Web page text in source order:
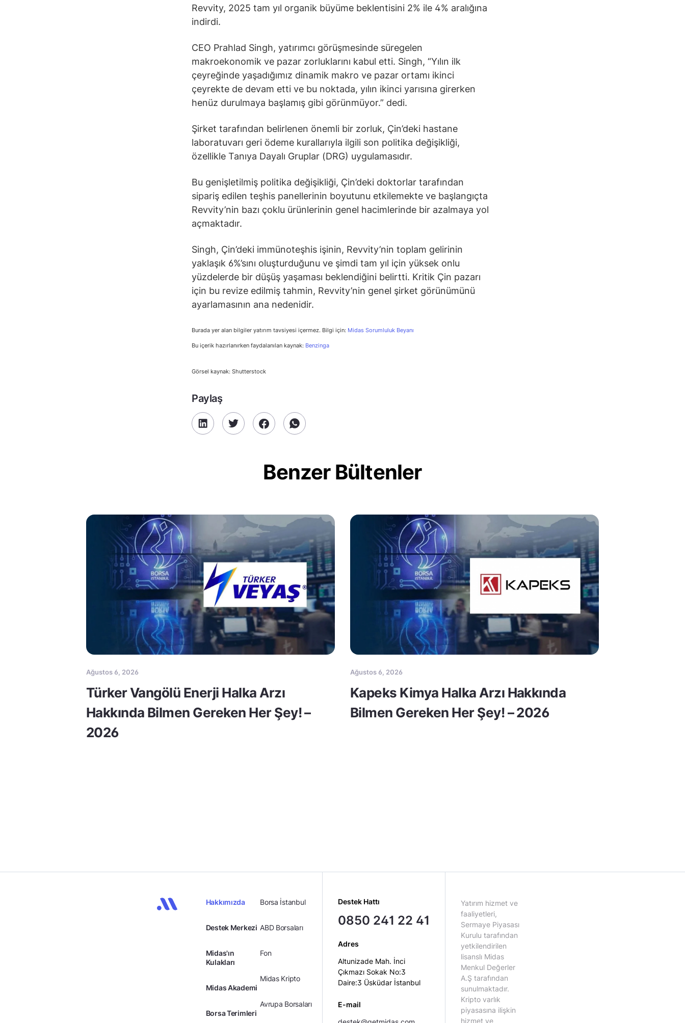
Revvity, 2025 tam yıl organik büyüme beklentisini 2% ile 4% aralığına
indirdi.
CEO Prahlad Singh, yatırımcı görüşmesinde süregelen
makroekonomik ve pazar zorluklarını kabul etti. Singh, “Yılın ilk
çeyreğinde yaşadığımız dinamik makro ve pazar ortamı ikinci
çeyrekte de devam etti ve bu noktada, yılın ikinci yarısına girerken
henüz durulmaya başlamış gibi görünmüyor.” dedi.
Şirket tarafından belirlenen önemli bir zorluk, Çin’deki hastane
laboratuvarı geri ödeme kurallarıyla ilgili son politika değişikliği,
özellikle Tanıya Dayalı Gruplar (DRG) uygulamasıdır.
Bu genişletilmiş politika değişikliği, Çin’deki doktorlar tarafından
sipariş edilen teşhis panellerinin boyutunu etkilemekte ve başlangıçta
Revvity’nin bazı çoklu ürünlerinin genel hacimlerinde bir azalmaya yol
açmaktadır.
Singh, Çin’deki immünoteşhis işinin, Revvity’nin toplam gelirinin
yaklaşık 6%’sını oluşturduğunu ve şimdi tam yıl için yüksek onlu
yüzdelerde bir düşüş yaşaması beklendiğini belirtti. Kritik Çin pazarı
için bu revize edilmiş tahmin, Revvity’nin genel şirket görünümünü
ayarlamasının ana nedenidir.
Burada yer alan bilgiler yatırım tavsiyesi içermez. Bilgi için: Midas Sorumluluk Beyanı
Bu içerik hazırlanırken faydalanılan kaynak: Benzinga
Görsel kaynak: Shutterstock
Paylaş
Benzer Bültenler
Ağustos 6, 2026
Türker Vangölü Enerji Halka Arzı
Hakkında Bilmen Gereken Her Şey! –
2026
Ağustos 6, 2026
Kapeks Kimya Halka Arzı Hakkında
Bilmen Gereken Her Şey! – 2026
Hakkımızda
Destek Merkezi
Midas'ın
Kulakları
Midas Akademi
Borsa Terimleri
Borsa İstanbul
ABD Borsaları
Fon
Midas Kripto
Avrupa Borsaları
Destek Hattı
0850 241 22 41
Adres
Altunizade Mah. İnci
Çıkmazı Sokak No:3
Daire:3 Üsküdar İstanbul
E-mail
Yatırım hizmet ve
faaliyetleri,
Sermaye Piyasası
Kurulu tarafından
yetkilendirilen
lisanslı Midas
Menkul Değerler
A.Ş tarafından
sunulmaktadır.
Kripto varlık
piyasasına ilişkin
hizmet ve